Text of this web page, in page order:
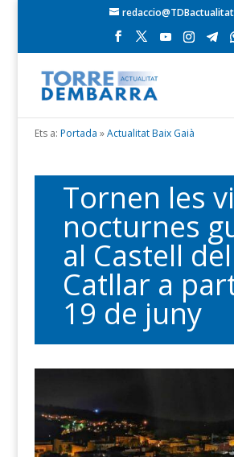
Ets a: Portada »Actualitat Baix Gaià
Tornen les
nocturnes
al Castell del
Catllar a
19 de juny